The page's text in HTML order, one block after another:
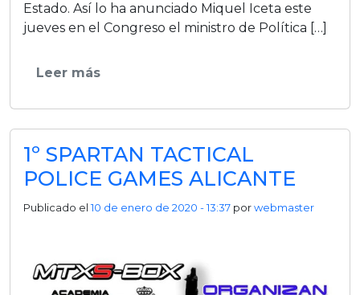
Estado. Así lo ha anunciado Miquel Iceta este
jueves en el Congreso el ministro de Política […]
Leer más
1º SPARTAN TACTICAL
POLICE GAMES ALICANTE
Publicado el10 de enero de 2020 - 13:37 porwebmaster